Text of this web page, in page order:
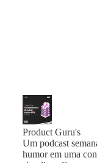
Product Guru's
Um podcast
humor em uma